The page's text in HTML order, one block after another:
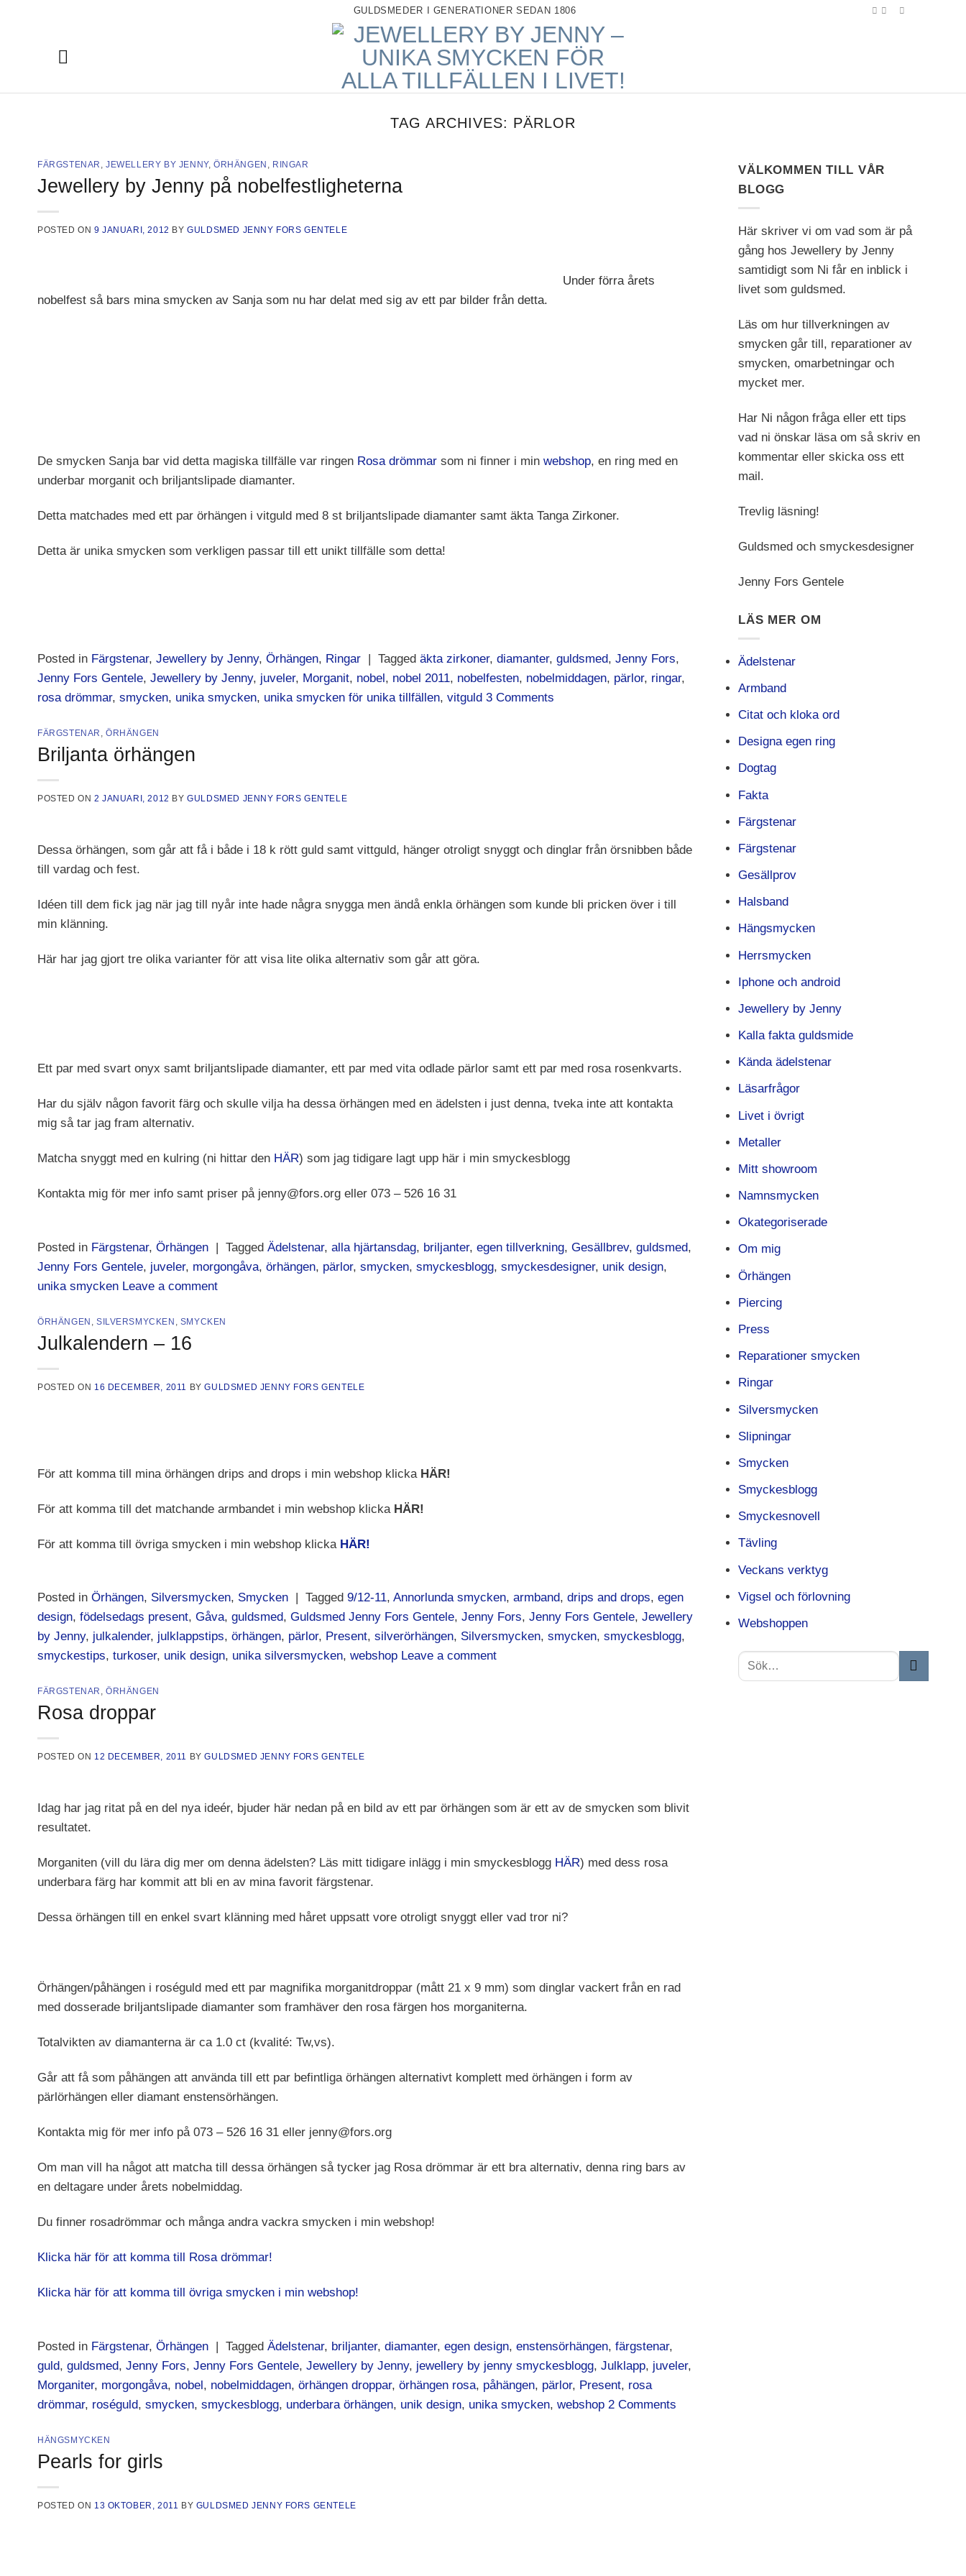
GULDSMEDER I GENERATIONER SEDAN 1806
TAG ARCHIVES: PÄRLOR
FÄRGSTENAR ,JEWELLERY BY JENNY, ÖRHÄNGEN RINGAR
Jewellery by Jenny på nobelfestligheterna
POSTED ON 9 JANUARI, 2012 BYGULDSMED JENNY FORS GENTELE
Under förra årets
nobelfest så bars mina smycken av Sanja som nu har delat med sig av ett par bilder från detta.
De smycken Sanja bar vid detta magiska tillfälle var ringen Rosa drömmar som ni finner i min webshop, en ring med en
underbar morganit och briljantslipade diamanter.
Detta matchades med ett par örhängen i vitguld med 8 st briljantslipade diamanter samt äkta Tanga Zirkoner.
Detta är unika smycken som verkligen passar till ett unikt tillfälle som detta!
Posted in Färgstenar, Jewellery by Jenny, Örhängen, Ringar Tagged äkta zirkoner, diamanter, guldsmed, Jenny Fors,
Jenny Fors Gentele, Jewellery by Jenny, juveler, Morganit, nobel , nobel 2011, nobelfesten, nobelmiddagen, pärlor, ringar,
rosa drömmar, smycken, unika smycken, unika smycken för unika tillfällen, vitguld 3 Comments
FÄRGSTENAR ,ÖRHÄNGEN
Briljanta örhängen
POSTED ON 2 JANUARI, 2012 BYGULDSMED JENNY FORS GENTELE
Dessa örhängen, som går att få i både i 18 k rött guld samt vittguld, hänger otroligt snyggt och dinglar från örsnibben både
till vardag och fest.
Idéen till dem fick jag när jag till nyår inte hade några snygga men ändå enkla örhängen som kunde bli pricken över i till
min klänning.
Här har jag gjort tre olika varianter för att visa lite olika alternativ som går att göra.
Ett par med svart onyx samt briljantslipade diamanter, ett par med vita odlade pärlor samt ett par med rosa rosenkvarts.
Har du själv någon favorit färg och skulle vilja ha dessa örhängen med en ädelsten i just denna, tveka inte att kontakta
mig så tar jag fram alternativ.
Matcha snyggt med en kulring (ni hittar den HÄR) som jag tidigare lagt upp här i min smyckesblogg
Kontakta mig för mer info samt priser på jenny@fors.org eller 073 – 526 16 31
Posted in Färgstenar, Örhängen | Tagged Ädelstenar, alla hjärtansdag, briljanter, egen tillverkning, Gesällbrev, guldsmed,
Jenny Fors Gentele, juveler, morgongåva, örhängen, pärlor, smycken, smyckesblogg, smyckesdesigner, unik design,
unika smycken Leave a comment
ÖRHÄNGEN SILVERSMYCKEN SMYCKEN
Julkalendern – 16
POSTED ON 16 DECEMBER, 2011 BYGULDSMED JENNY FORS GENTELE
För att komma till mina örhängen drips and drops i min webshop klicka HÄR!
För att komma till det matchande armbandet i min webshop klicka HÄR!
För att komma till övriga smycken i min webshop klicka HÄR!
Posted in Örhängen, Silversmycken, Smycken | Tagged 9/12-11, Annorlunda smycken, armband, drips and drops, egen
design, födelsedags present, Gåva, guldsmed, Guldsmed Jenny Fors Gentele, Jenny Fors, Jenny Fors Gentele, Jewellery
by Jenny, julkalender, julklappstips, örhängen, pärlor, Present, silverörhängen, Silversmycken, smycken, smyckesblogg,
smyckestips, turkoser, unik design, unika silversmycken, webshop Leave a comment
FÄRGSTENAR ,ÖRHÄNGEN
Rosa droppar
POSTED ON 12 DECEMBER, 2011 BYGULDSMED JENNY FORS GENTELE
Idag har jag ritat på en del nya ideér, bjuder här nedan på en bild av ett par örhängen som är ett av de smycken som blivit
resultatet.
Morganiten (vill du lära dig mer om denna ädelsten? Läs mitt tidigare inlägg i min smyckesblogg HÄR) med dess rosa
underbara färg har kommit att bli en av mina favorit färgstenar.
Dessa örhängen till en enkel svart klänning med håret uppsatt vore otroligt snyggt eller vad tror ni?
Örhängen/påhängen i roséguld med ett par magnifika morganitdroppar (mått 21 x 9 mm) som dinglar vackert från en rad
med dosserade briljantslipade diamanter som framhäver den rosa färgen hos morganiterna.
Totalvikten av diamanterna är ca 1.0 ct (kvalité: Tw,vs).
Går att få som påhängen att använda till ett par befintliga örhängen alternativt komplett med örhängen i form av
pärlörhängen eller diamant enstensörhängen.
Kontakta mig för mer info på 073 – 526 16 31 eller jenny@fors.org
Om man vill ha något att matcha till dessa örhängen så tycker jag Rosa drömmar är ett bra alternativ, denna ring bars av
en deltagare under årets nobelmiddag.
Du finner rosadrömmar och många andra vackra smycken i min webshop!
Klicka här för att komma till Rosa drömmar!
Klicka här för att komma till övriga smycken i min webshop!
Posted in Färgstenar, Örhängen | Tagged Ädelstenar, briljanter, diamanter, egen design, enstensörhängen, färgstenar,
guld, guldsmed, Jenny Fors, Jenny Fors Gentele, Jewellery by Jenny, jewellery by jenny smyckesblogg, Julklapp, juveler,
Morganiter, morgongåva, nobel, nobelmiddagen, örhängen droppar, örhängen rosa, påhängen, pärlor, Present, rosa
drömmar, roséguld, smycken, smyckesblogg, underbara örhängen, unik design, unika smycken, webshop 2 Comments
HÄNGSMYCKEN
Pearls for girls
POSTED ON 13 OKTOBER, 2011 BY GULDSMED JENNY FORS GENTELE
VÄLKOMMEN TILL VÅR
BLOGG
Här skriver vi om vad som är på
gång hos Jewellery by Jenny
samtidigt som Ni får en inblick i
livet som guldsmed.
Läs om hur tillverkningen av
smycken går till, reparationer av
smycken, omarbetningar och
mycket mer.
Har Ni någon fråga eller ett tips
vad ni önskar läsa om så skriv en
kommentar eller skicka oss ett
mail.
Trevlig läsning!
Guldsmed och smyckesdesigner
Jenny Fors Gentele
LÄS MER OM
Ädelstenar
Armband
Citat och kloka ord
Designa egen ring
Dogtag
Fakta
Färgstenar
Färgstenar
Gesällprov
Halsband
Hängsmycken
Herrsmycken
Iphone och android
Jewellery by Jenny
Kalla fakta guldsmide
Kända ädelstenar
Läsarfrågor
Livet i övrigt
Metaller
Mitt showroom
Namnsmycken
Okategoriserade
Om mig
Örhängen
Piercing
Press
Reparationer smycken
Ringar
Silversmycken
Slipningar
Smycken
Smyckesblogg
Smyckesnovell
Tävling
Veckans verktyg
Vigsel och förlovning
Webshoppen